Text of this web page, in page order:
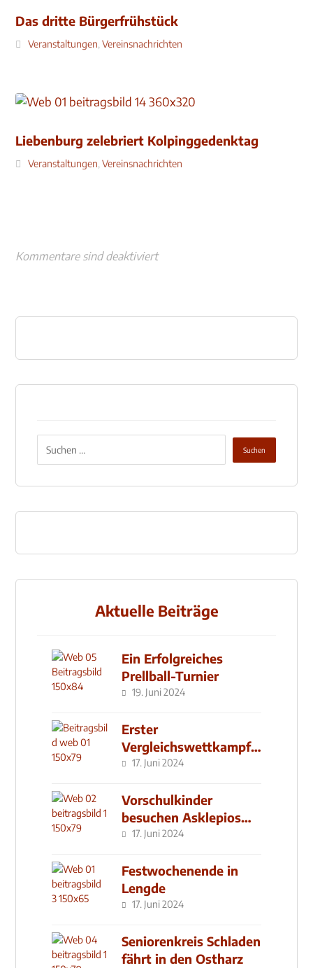
Das dritte Bürgerfrühstück
Veranstaltungen,Vereinsnachrichten
Liebenburg zelebriert Kolpinggedenktag
Veranstaltungen,Vereinsnachrichten
Kommentare sind deaktiviert
Aktuelle Beiträge
Ein Erfolgreiches
Prellball-Turnier
19. Juni 2024
Erster
Vergleichswettkampf
seit 2019
17. Juni 2024
Vorschulkinder
besuchen Asklepios
Klinik
17. Juni 2024
Festwochenende in
Lengde
17. Juni 2024
Seniorenkreis Schladen
fährt in den Ostharz